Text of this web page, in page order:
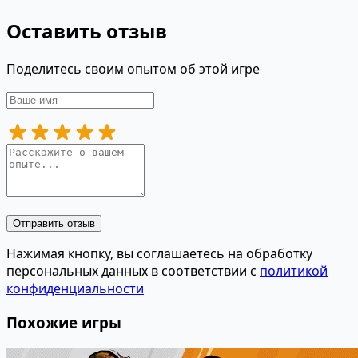
Оставить отзыв
Поделитесь своим опытом об этой игре
Отправить отзыв
Нажимая кнопку, вы соглашаетесь на обработку
персональных данных в соответствии с политикой
конфиденциальности
Похожие игры